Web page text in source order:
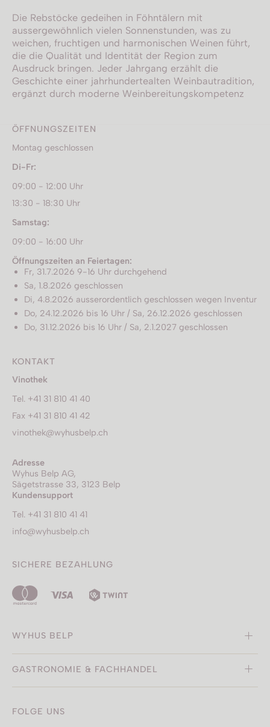
Die Rebstöcke gedeihen in Föhntälern mit
aussergewöhnlich vielen Sonnenstunden, was zu
weichen, fruchtigen und harmonischen Weinen führt,
die die Qualität und Identität der Region zum
Ausdruck bringen. Jeder Jahrgang erzählt die
Geschichte einer jahrhundertealten Weinbautradition,
ergänzt durch moderne Weinbereitungskompetenz
ÖFFNUNGSZEITEN
Montag geschlossen
Di-Fr:
09:00 - 12:00 Uhr
13:30 - 18:30 Uhr
Samstag:
09:00 - 16:00 Uhr
Öffnungszeiten an Feiertagen:
Fr, 31.7.2026 9-16 Uhr durchgehend
Sa, 1.8.2026 geschlossen
Di, 4.8.2026 ausserordentlich geschlossen wegen Inventur
Do, 24.12.2026 bis 16 Uhr / Sa, 26.12.2026 geschlossen
Do, 31.12.2026 bis 16 Uhr / Sa, 2.1.2027 geschlossen
KONTAKT
Vinothek
Tel. +41 31 810 41 40
Fax +41 31 810 41 42
vinothek@wyhusbelp.ch
Adresse
Wyhus Belp AG,
Sägetstrasse 33, 3123 Belp
Kundensupport
Tel. +41 31 810 41 41
info@wyhusbelp.ch
SICHERE BEZAHLUNG
WYHUS BELP
GASTRONOMIE & FACHHANDEL
FOLGE UNS